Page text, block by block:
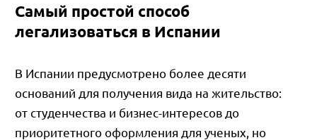
Самый простой способ
легализоваться в Испании
В Испании предусмотрено более десяти
оснований для получения вида на жительство:
от студенчества и бизнес-интересов до
приоритетного оформления для ученых, но